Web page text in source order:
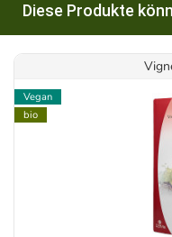
Diese Produkte
Vegan
bio